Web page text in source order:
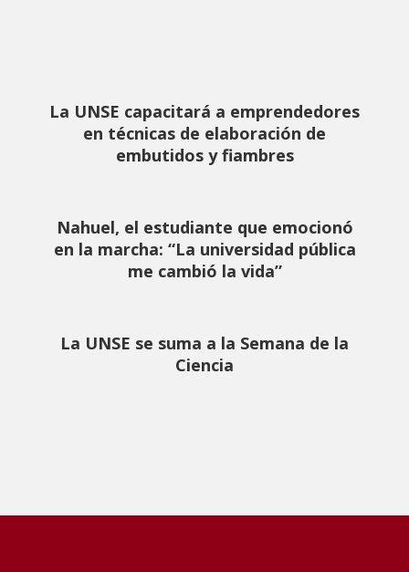
La UNSE capacitará a emprendedores
en técnicas de elaboración de
embutidos y fiambres
Nahuel, el estudiante que emocionó
en la marcha: “La universidad pública
me cambió la vida”
La UNSE se suma a la Semana de la
Ciencia